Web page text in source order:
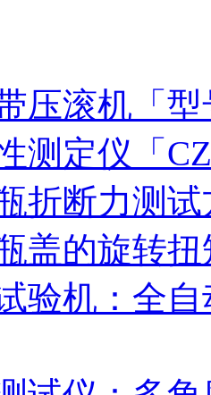
压滚机「
测定仪「
折断力测
盖的旋转
验机：全